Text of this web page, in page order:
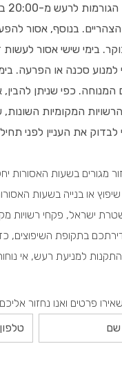
וחג אסור לעשות זאת מהשעה 17:00 אחרי
סכנה או הפרעה.
יום המנוחה ל-7:00 למחרת יום המנוחה.
של הרשויות המקומיות
את העניין לפני
ישראל, פקחי רשויות
בתקופת השיפוצים,
למניעת רעש, אי
פרטים ואנו נחזור